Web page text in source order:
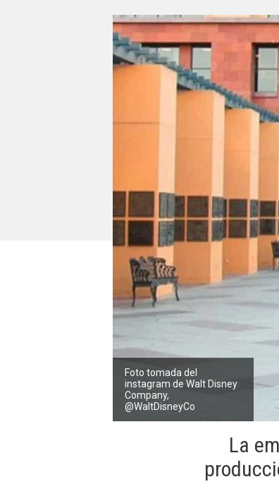
Foto tomada del
instagram de Walt Disney
Company,
@WaltDisneyCo
La